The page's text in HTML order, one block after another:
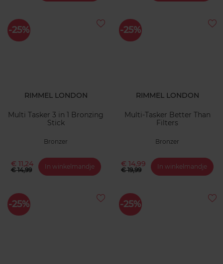
-25%
RIMMEL LONDON
Multi Tasker 3 in 1 Bronzing
Stick
Bronzer
€ 11,24
€ 14,99 In winkelmandje
-25%
RIMMEL LONDON
Multi-Tasker Better Than
Filters
Bronzer
€ 14,99
€ 19,99 In winkelmandje
-25% -25%